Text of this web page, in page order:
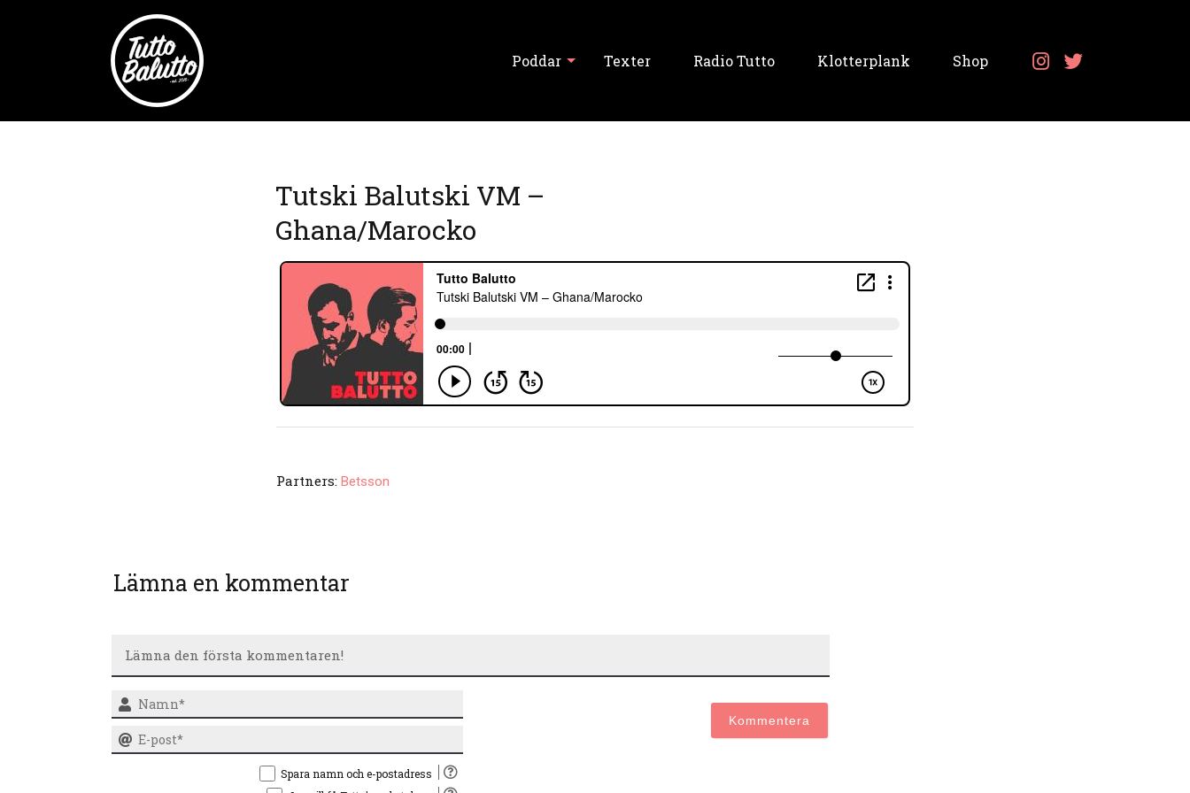
Poddar
Tutto Balutto
Tipslördag
Texter Radio Tutto Klotterplank Shop
Tutski Balutski VM –
Ghana/Marocko
Partners: Betsson
Lämna en kommentar
post*
Spara namn och e-postadress